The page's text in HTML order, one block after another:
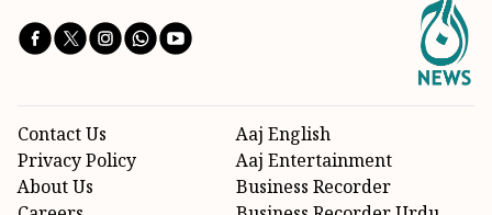
Aaj English
Aaj Entertainment
Business Recorder
Contact Us
Privacy Policy
About Us